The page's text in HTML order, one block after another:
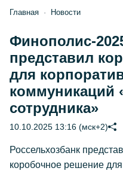
Главная Новости
Финополис-
представил
для
сотрудника»
10.10.2025 13:16 (мск+2)
Россельхозбанк
коробочное решение